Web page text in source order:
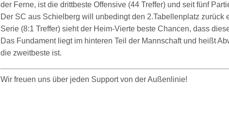
der Ferne, ist die drittbeste Offensive (44 Treffer) und seit fünf
Der SC aus Schielberg will unbedingt den 2.Tabellenplatz zurück
Serie (8:1 Treffer) sieht der Heim-Vierte beste Chancen, dass
Das Fundament liegt im hinteren Teil der Mannschaft und heißt
die zweitbeste ist.
Wir freuen uns über jeden Support von der Außenlinie!